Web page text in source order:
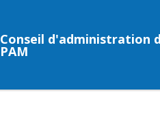
Conseil d'administration
PAM